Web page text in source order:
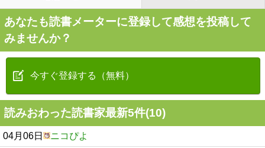
あなたも読書メーターに登録して感想を投稿して
みませんか？
今すぐ登録する（無料）
読みおわった読書家最新5件(10)
04月06日 ニコぴよ